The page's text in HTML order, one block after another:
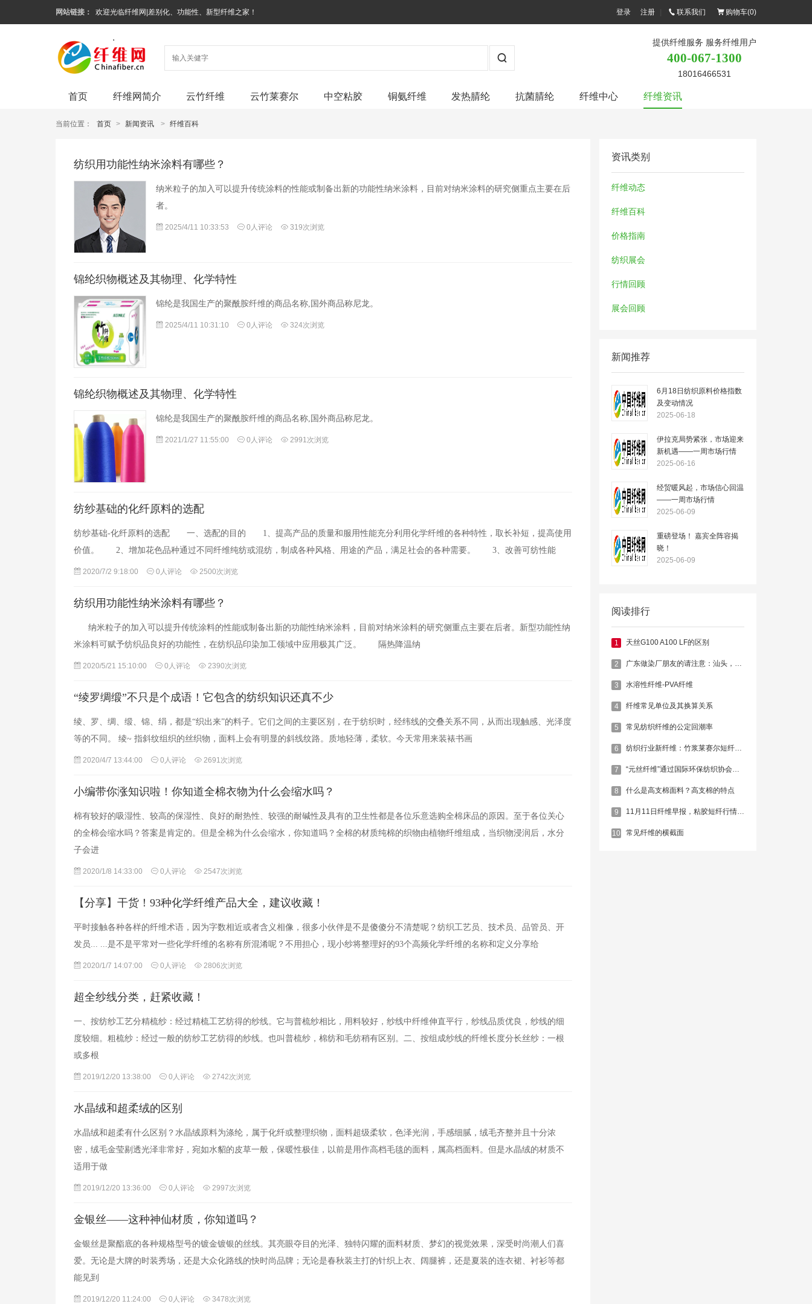
网站链接： 欢迎光临纤维网|差别化、功能性、新型纤维之家！ 登录 注册 联系我们 购物车(0)
提供纤维服务 服务纤维用户
400-067-1300
18016466531
首页 纤维网简介 云竹纤维 云竹莱赛尔 中空粘胶 铜氨纤维 发热腈纶 抗菌腈纶 纤维中心 纤维资讯
当前位置： 首页 > 新闻资讯 > 纤维百科
资讯类别
纤维动态
纤维百科
价格指南
纺织展会
行情回顾
展会回顾
新闻推荐
6月18日纺织原料价格指数
及变动情况
2025-06-18
伊拉克局势紧张，市场迎来
新机遇——一周市场行情
（2025.6.16）
2025-06-16
经贸暖风起，市场信心回温
——一周市场行情
（2025.6.09）
2025-06-09
重磅登场！ 嘉宾全阵容揭
晓！
2025-06-09
阅读排行
1 天丝G100 A100 LF的区别
2 广东做染厂朋友的请注意：汕头，肇庆，广州，东莞多家印染被查封关停
3 水溶性纤维-PVA纤维
4 纤维常见单位及其换算关系
5 常见纺织纤维的公定回潮率
6 纺织行业新纤维：竹浆莱赛尔短纤维 Bamboo Lyocell Fiber
7 “元丝纤维”通过国际环保纺织协会认证
8 什么是高支棉面料？高支棉的特点
9 11月11日纤维早报，粘胶短纤行情偏弱
10 常见纤维的横截面
纺织用功能性纳米涂料有哪些？
纳米粒子的加入可以提升传统涂料的性能或制备出新的功能性纳米涂料，目前对纳米涂料的研究侧重点主要在后
者。
2025/4/11 10:33:53 0人评论 319次浏览
锦纶织物概述及其物理、化学特性
锦纶是我国生产的聚酰胺纤维的商品名称,国外商品称尼龙。
2025/4/11 10:31:10 0人评论 324次浏览
锦纶织物概述及其物理、化学特性
锦纶是我国生产的聚酰胺纤维的商品名称,国外商品称尼龙。
2021/1/27 11:55:00 0人评论 2991次浏览
纺纱基础的化纤原料的选配
纺纱基础-化纤原料的选配 一、选配的目的 1、提高产品的质量和服用性能充分利用化学纤维的各种特性，取长补短，提高使用
价值。 2、增加花色品种通过不同纤维纯纺或混纺，制成各种风格、用途的产品，满足社会的各种需要。 3、改善可纺性能
2020/7/2 9:18:00 0人评论 2500次浏览
纺织用功能性纳米涂料有哪些？
纳米粒子的加入可以提升传统涂料的性能或制备出新的功能性纳米涂料，目前对纳米涂料的研究侧重点主要在后者。新型功能性纳
米涂料可赋予纺织品良好的功能性，在纺织品印染加工领域中应用极其广泛。 隔热降温纳
2020/5/21 15:10:00 0人评论 2390次浏览
“绫罗绸缎”不只是个成语！它包含的纺织知识还真不少
绫、罗、绸、缎、锦、绢，都是“织出来”的料子。它们之间的主要区别，在于纺织时，经纬线的交叠关系不同，从而出现触感、光泽度
等的不同。 绫~ 指斜纹组织的丝织物，面料上会有明显的斜线纹路。质地轻薄，柔软。今天常用来装裱书画
2020/4/7 13:44:00 0人评论 2691次浏览
小编带你涨知识啦！你知道全棉衣物为什么会缩水吗？
棉有较好的吸湿性、较高的保湿性、良好的耐热性、较强的耐碱性及具有的卫生性都是各位乐意选购全棉床品的原因。至于各位关心
的全棉会缩水吗？答案是肯定的。但是全棉为什么会缩水，你知道吗？全棉的材质纯棉的织物由植物纤维组成，当织物浸润后，水分
子会进
2020/1/8 14:33:00 0人评论 2547次浏览
【分享】干货！93种化学纤维产品大全，建议收藏！
平时接触各种各样的纤维术语，因为字数相近或者含义相像，很多小伙伴是不是傻傻分不清楚呢？纺织工艺员、技术员、品管员、开
发员... ...是不是平常对一些化学纤维的名称有所混淆呢？不用担心，现小纱将整理好的93个高频化学纤维的名称和定义分享给
2020/1/7 14:07:00 0人评论 2806次浏览
超全纱线分类，赶紧收藏！
一、按纺纱工艺分精梳纱：经过精梳工艺纺得的纱线。它与普梳纱相比，用料较好，纱线中纤维伸直平行，纱线品质优良，纱线的细
度较细。粗梳纱：经过一般的纺纱工艺纺得的纱线。也叫普梳纱，棉纺和毛纺稍有区别。二、按组成纱线的纤维长度分长丝纱：一根
或多根
2019/12/20 13:38:00 0人评论 2742次浏览
水晶绒和超柔绒的区别
水晶绒和超柔有什么区别？水晶绒原料为涤纶，属于化纤或整理织物，面料超级柔软，色泽光润，手感细腻，绒毛齐整并且十分浓
密，绒毛金莹剔透光泽非常好，宛如水貂的皮草一般，保暖性极佳，以前是用作高档毛毯的面料，属高档面料。但是水晶绒的材质不
适用于做
2019/12/20 13:36:00 0人评论 2997次浏览
金银丝——这种神仙材质，你知道吗？
金银丝是聚酯底的各种规格型号的镀金镀银的丝线。其亮眼夺目的光泽、独特闪耀的面料材质、梦幻的视觉效果，深受时尚潮人们喜
爱。无论是大牌的时装秀场，还是大众化路线的快时尚品牌；无论是春秋装主打的针织上衣、阔腿裤，还是夏装的连衣裙、衬衫等都
能见到
2019/12/20 11:24:00 0人评论 3478次浏览